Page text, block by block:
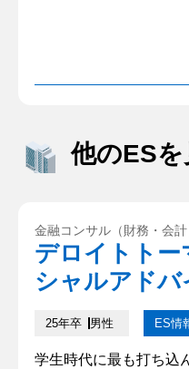
他のESを
金融コンサル（財務・会計
デロイトト
シャルアドバ
25年卒 男性 ES情
学生時代に最も打ち込